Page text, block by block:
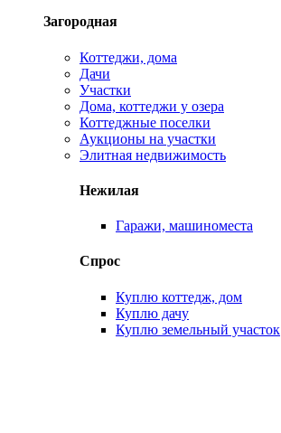
Загородная
Коттеджи, дома
Дачи
Участки
Дома, коттеджи у озера
Коттеджные поселки
Аукционы на участки
Элитная недвижимость
Нежилая
Гаражи, машиноместа
Спрос
Куплю коттедж, дом
Куплю дачу
Куплю земельный участок